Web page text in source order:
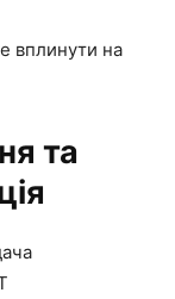
вплинути на
та